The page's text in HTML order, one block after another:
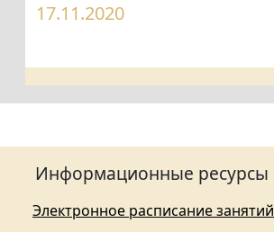
17.11.2020
Информационные ресурсы
Электронное расписание занятий